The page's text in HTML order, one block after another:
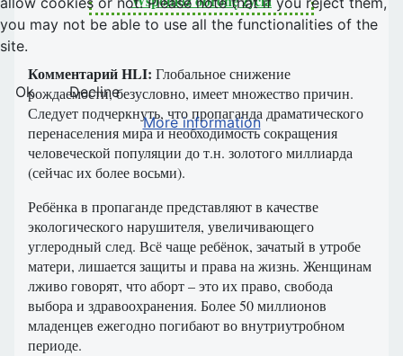
Комментарий HLI: Глобальное снижение
рождаемости, безусловно, имеет множество причин.
Следует подчеркнуть, что пропаганда драматического
перенаселения мира и необходимость сокращения
человеческой популяции до т.н. золотого миллиарда
(сейчас их более восьми).
Ребёнка в пропаганде представляют в качестве
экологического нарушителя, увеличивающего
углеродный след. Всё чаще ребёнок, зачатый в утробе
матери, лишается защиты и права на жизнь. Женщинам
лживо говорят, что аборт – это их право, свобода
выбора и здравоохранения. Более 50 миллионов
младенцев ежегодно погибают во внутриутробном
периоде.
you may not be able to use all the functionalities of the
site.
Ok
Decline
More information